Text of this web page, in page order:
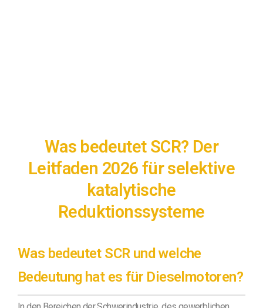
Was bedeutet SCR? Der
Leitfaden 2026 für selektive
katalytische
Reduktionssysteme
Was bedeutet SCR und welche
Bedeutung hat es für Dieselmotoren?